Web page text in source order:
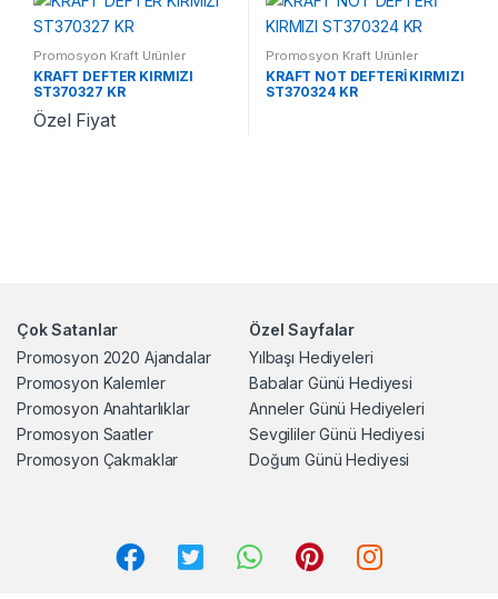
Promosyon Kraft Ürünler
KRAFT DEFTER KIRMIZI
ST370327 KR
Özel Fiyat
Promosyon Kraft Ürünler
KRAFT NOT DEFTERİ KIRMIZI
ST370324 KR
Çok Satanlar
Promosyon 2020 Ajandalar
Promosyon Kalemler
Promosyon Anahtarlıklar
Promosyon Saatler
Promosyon Çakmaklar
Özel Sayfalar
Yılbaşı Hediyeleri
Babalar Günü Hediyesi
Anneler Günü Hediyeleri
Sevgililer Günü Hediyesi
Doğum Günü Hediyesi